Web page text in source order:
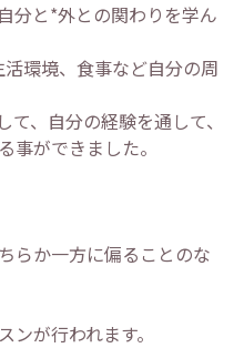
分と*外との関わりを学ん
環境、食事など自分の周
、自分の経験を通して、
事ができました。
らか一方に偏ることのな
が行われます。